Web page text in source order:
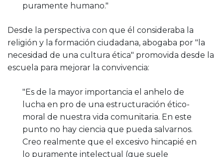
puramente humano."
Desde la perspectiva con que él consideraba la
religión y la formación ciudadana, abogaba por "la
necesidad de una cultura ética" promovida desde la
escuela para mejorar la convivencia:
"Es de la mayor importancia el anhelo de
lucha en pro de una estructuración ético-
moral de nuestra vida comunitaria. En este
punto no hay ciencia que pueda salvarnos.
Creo realmente que el excesivo hincapié en
lo puramente intelectual (que suele